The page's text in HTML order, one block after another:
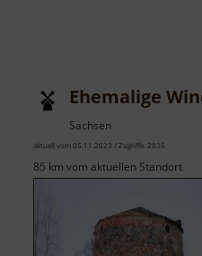
Ehemalige
Sachsen
aktuell vom 05.11.2023 / Zugriffe: 2836
85 km vom aktuellen Standort